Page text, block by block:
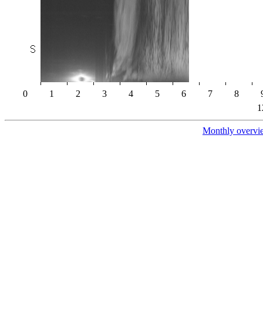
0 1 2 3 4 5 6 7 8
Monthly